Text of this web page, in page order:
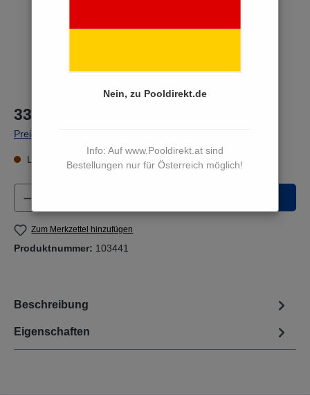
Nein, zu Pooldirekt.de
Info: Auf www.Pooldirekt.at sind
Bestellungen nur für Österreich möglich!
33,80 €*
Preise inkl. MwSt. zzgl. Versandkosten
Lieferzeit 15 bis 17 Werktage
Produkt Anzahl: Gib den gewünschten
Zum Merkzettel hinzufügen
Produktnummer: 103441
Beschreibung
Eigenschaften